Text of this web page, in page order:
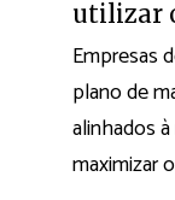
utilizar
Empresas
plano de
alinhados
maximizar